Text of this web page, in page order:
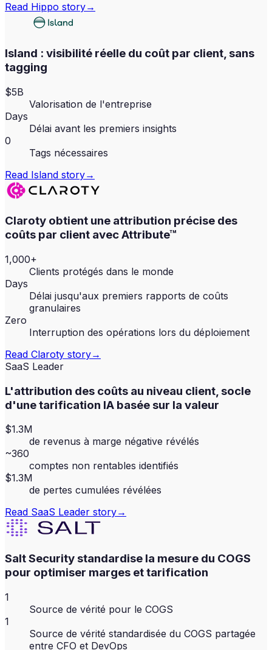
Read Hippo story→
Island : visibilité réelle du coût par client, sans
tagging
$5B
Valorisation de l'entreprise
Days
Délai avant les premiers insights
0
Tags nécessaires
Read Island story→
Claroty obtient une attribution précise des
coûts par client avec Attribute™
1,000+
Clients protégés dans le monde
Days
Délai jusqu'aux premiers rapports de coûts
granulaires
Zero
Interruption des opérations lors du déploiement
Read Claroty story→
SaaS Leader
L'attribution des coûts au niveau client, socle
d'une tarification IA basée sur la valeur
$1.3M
de revenus à marge négative révélés
~360
comptes non rentables identifiés
$1.3M
de pertes cumulées révélées
Read SaaS Leader story→
Salt Security standardise la mesure du COGS
pour optimiser marges et tarification
1
Source de vérité pour le COGS
1
Source de vérité standardisée du COGS partagée
entre CFO et DevOps